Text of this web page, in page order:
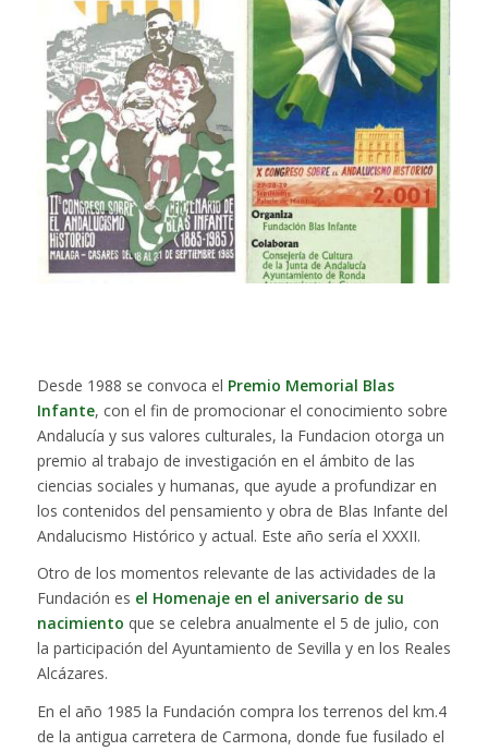
Desde 1988 se convoca el Premio Memorial Blas
Infante, con el fin de promocionar el conocimiento sobre
Andalucía y sus valores culturales, la Fundacion otorga un
premio al trabajo de investigación en el ámbito de las
ciencias sociales y humanas, que ayude a profundizar en
los contenidos del pensamiento y obra de Blas Infante del
Andalucismo Histórico y actual. Este año sería el XXXII.
Otro de los momentos relevante de las actividades de la
Fundación es el Homenaje en el aniversario de su
nacimiento que se celebra anualmente el 5 de julio, con
la participación del Ayuntamiento de Sevilla y en los Reales
Alcázares.
En el año 1985 la Fundación compra los terrenos del km.4
de la antigua carretera de Carmona, donde fue fusilado el